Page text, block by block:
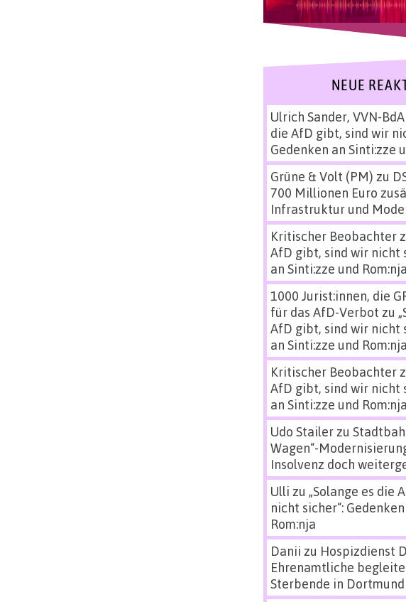
NEUE
Ulrich Sander, VVN-BdA
die AfD gibt, sind wir
Gedenken an Sinti:zze
Grüne & Volt (PM) zu
700 Millionen Euro
Infrastruktur und
Kritischer Beobachter
AfD gibt, sind wir nicht
an Sinti:zze und Rom:nja
1000 Jurist:innen, die
für das AfD-Verbot zu
AfD gibt, sind wir nicht
an Sinti:zze und Rom:nja
Kritischer Beobachter
AfD gibt, sind wir nicht
an Sinti:zze und Rom:nja
Udo Stailerzu
Wagen“-
Insolvenz doch
Ulli zu „Solange es die
nicht sicher“:
Rom:nja
Danii zu Hospizdienst
Ehrenamtliche
Sterbende in Dortmund